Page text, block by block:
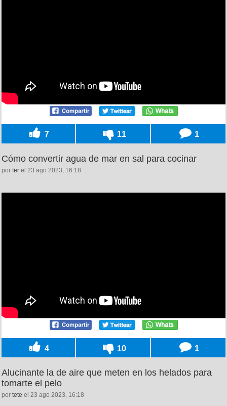
7 11 1
Cómo convertir agua de mar en sal para cocinar
por fer el 23 ago 2023, 16:18
4 10 1
Alucinante la de aire que meten en los helados para
tomarte el pelo
por tete el 23 ago 2023, 16:18